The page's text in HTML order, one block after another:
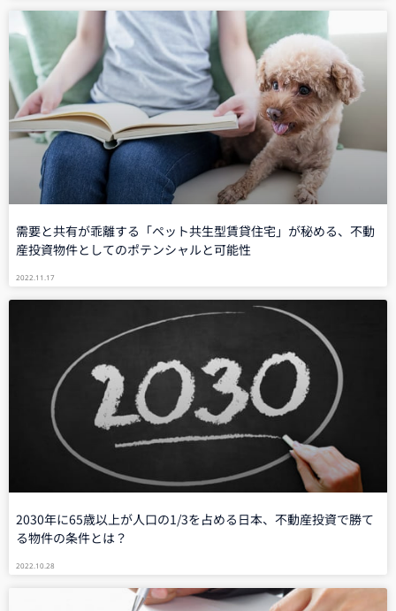
需要と共有が乖離する「ペット共生型賃貸住宅」が秘める、不動
産投資物件としてのポテンシャルと可能性
2022.11.17
2030年に65歳以上が人口の1/3を占める日本、不動産投資で勝て
る物件の条件とは？
2022.10.28